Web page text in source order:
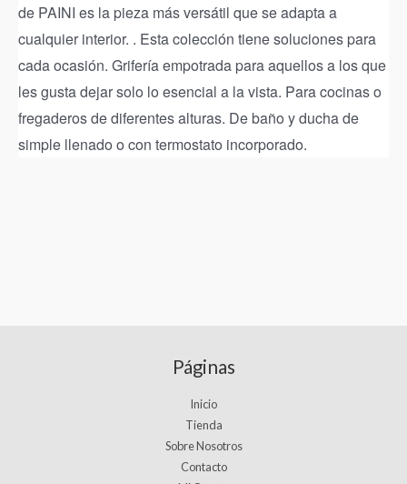
de PAINI es la pieza más versátil que se adapta a
cualquier interior. . Esta colección tiene soluciones para
cada ocasión. Grifería empotrada para aquellos a los que
les gusta dejar solo lo esencial a la vista. Para cocinas o
fregaderos de diferentes alturas. De baño y ducha de
simple llenado o con termostato incorporado.
Páginas
Inicio
Tienda
Sobre Nosotros
Contacto